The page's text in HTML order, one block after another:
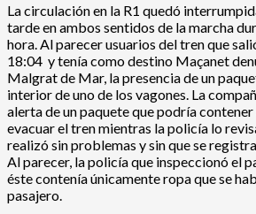
La circulación en la R1 quedó
tarde en ambos sentidos de la marcha
hora. Al parecer usuarios del tren que
18:04 y tenía como destino Maçanet
Malgrat de Mar, la presencia de un
interior de uno de los vagones. La
alerta de un paquete que podría
evacuar el tren mientras la policía lo
realizó sin problemas y sin que se
Al parecer, la policía que inspeccionó el
éste contenía únicamente ropa que se
pasajero.